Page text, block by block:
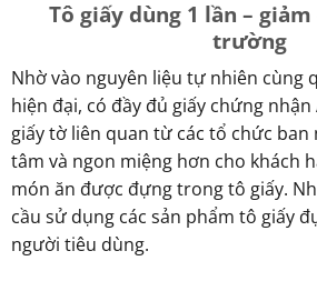
Tô giấy dùng 1 lần –
trường
Nhờ vào nguyên liệu tự nhiên cùng
hiện đại, có đầy đủ giấy chứng nhận
giấy tờ liên quan từ các tổ chức ban
tâm và ngon miệng hơn cho khách
món ăn được đựng trong tô giấy.
cầu sử dụng các sản phẩm tô giấy
người tiêu dùng.